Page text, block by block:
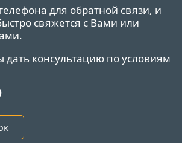
для обратной связи, и
свяжется с Вами или
дать консультацию по условиям